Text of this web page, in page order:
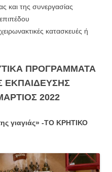
και της συνεργασίας
κατασκευές ή
ΠΡΟΓΡΑΜΜΑΤΑ
ΕΚΠΑΙΔΕΥΣΗΣ
2022
γιαγιάς» -ΤΟ ΚΡΗΤΙΚΟ